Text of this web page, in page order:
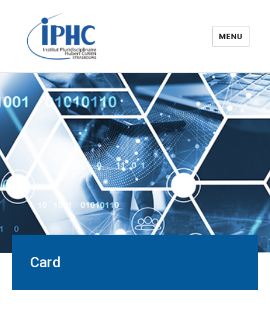
The Hubert Curien
pluridisciplinary Institute – IPHC
MENU
Card